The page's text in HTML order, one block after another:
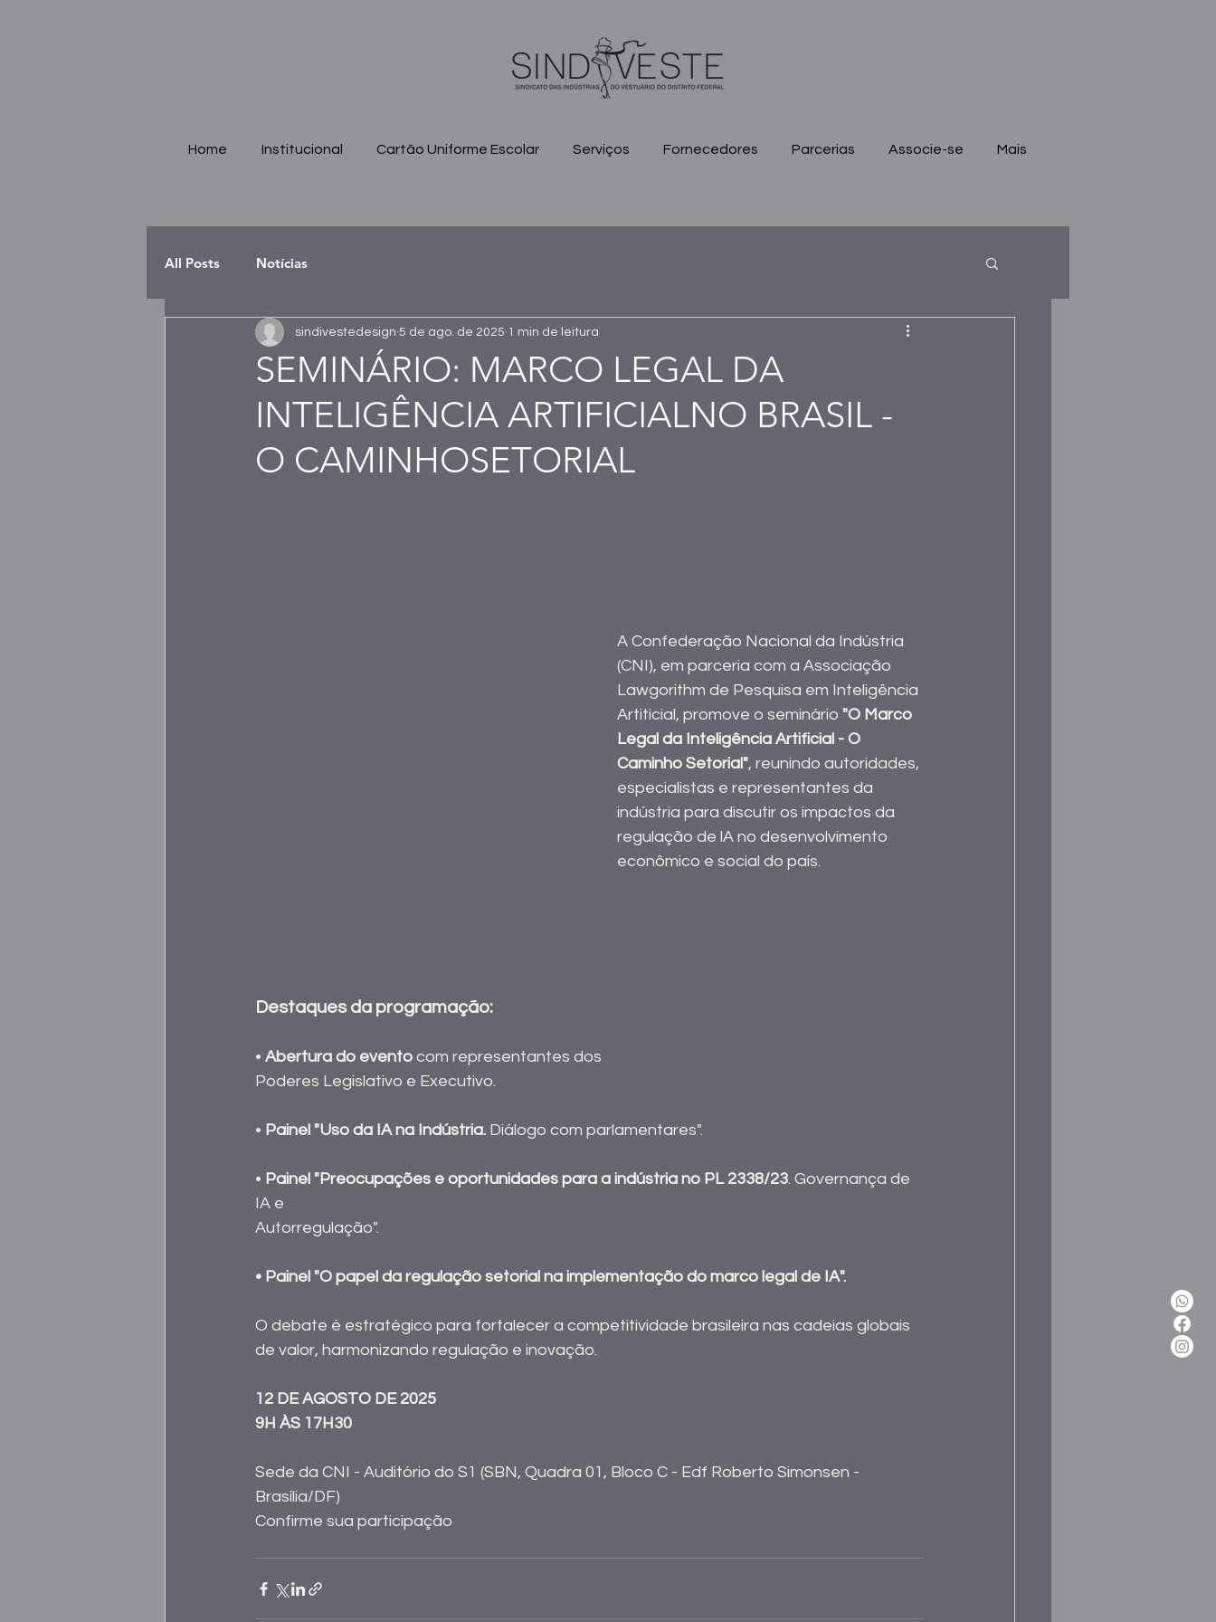
Home Institucional Cartão Uniforme Escolar Serviços Fornecedores Parcerias Associe-se Mais
All Posts Notícias
SEMINÁRIO: MARCO LEGAL DA
INTELIGÊNCIA ARTIFICIALNO BRASIL -
O CAMINHOSETORIAL
sindivestedesign 5 de ago. de 2025 1 min de leitura
A Confederação Nacional da Indústria
(CNI), em parceria com a Associação
Lawgorithm de Pesquisa em Inteligência
Artiticial, promove o seminário "O Marco
Legal da Inteligência Artificial - O
Caminho Setorial", reunindo autoridades,
especialistas e representantes da
indústria para discutir os impactos da
regulação de lA no desenvolvimento
econômico e social do país.
Destaques da programação:
• Abertura do evento com representantes dos
Poderes Legislativo e Executivo.
• Painel "Uso da IA na Indústria. Diálogo com parlamentares".
• Painel "Preocupações e oportunidades para a indústria no PL 2338/23. Governança de
IA e
Autorregulação".
• Painel "O papel da regulação setorial na implementação do marco legal de IA".
O debate é estratégico para fortalecer a competitividade brasileira nas cadeias globais
de valor, harmonizando regulação e inovação.
12 DE AGOSTO DE 2025
9H ÀS 17H30
Sede da CNI - Auditório do S1 (SBN, Quadra 01, Bloco C - Edf Roberto Simonsen -
Brasília/DF)
Confirme sua participação